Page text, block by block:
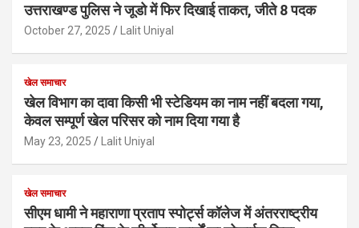
उत्तराखण्ड पुलिस ने जूडो में फिर दिखाई ताकत, जीते 8 पदक
October 27, 2025 Lalit Uniyal
खेल समाचार
खेल विभाग का दावा किसी भी स्टेडियम का नाम नहीं बदला गया,
केवल सम्पूर्ण खेल परिसर को नाम दिया गया है
May 23, 2025 Lalit Uniyal
खेल समाचार
सीएम धामी ने महाराणा प्रताप स्पोर्ट्स कॉलेज में अंतरराष्ट्रीय